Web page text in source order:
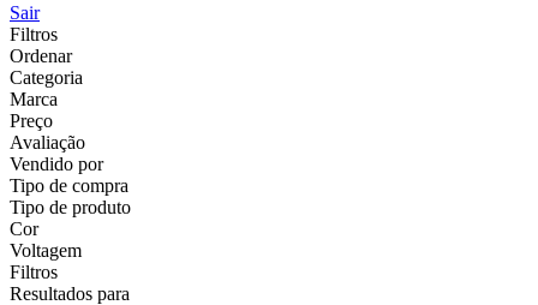
Sair
Filtros
Ordenar
Categoria
Marca
Preço
Avaliação
Vendido por
Tipo de compra
Tipo de produto
Cor
Voltagem
Filtros
Resultados para